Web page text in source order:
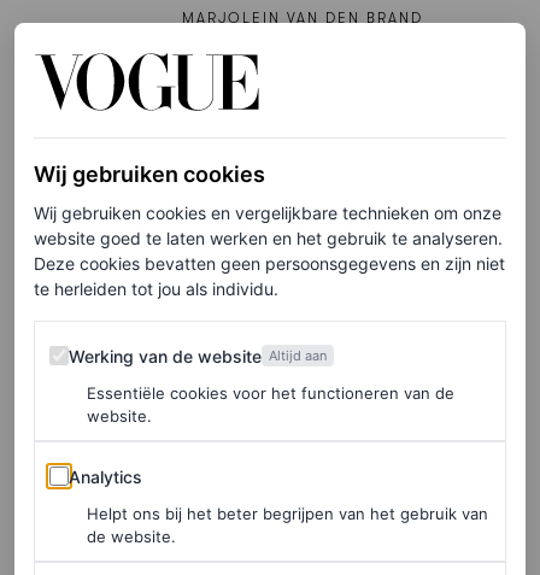
MARJOLEIN VAN DEN BRAND
FASHION NIEUWS
De beste looks op de rode
loper van het Televizier-Ring
Gala 2025
MARJOLEIN VAN DEN BRAND
PARTNERSHIP
Let’s talk sportswear: Vogue
duidde de tennis inspired
trends van de zomer tijdens
dit rooftop event
ROYALS
Wij gebruiken cookies
Wij gebruiken cookies en vergelijkbare technieken om onze
website goed te laten werken en het gebruik te analyseren.
Deze cookies bevatten geen persoonsgegevens en zijn niet
te herleiden tot jou als individu.
Werking van de website
Werking van de website Altijd aan
Essentiële cookies voor het functioneren van de
website.
Analytics
Analytics
Helpt ons bij het beter begrijpen van het gebruik van
de website.